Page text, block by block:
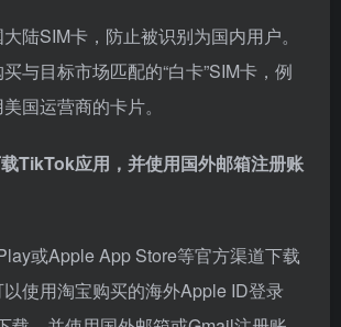
陆SIM卡 ，防止被识别为国内用户。
与目标市场匹配的“白卡”SIM卡，例
国运营商的卡片。
TikTok应用，并使用国外邮箱注册账
或Apple App Store等官方渠道下载
使用淘宝购买的海外Apple ID登录